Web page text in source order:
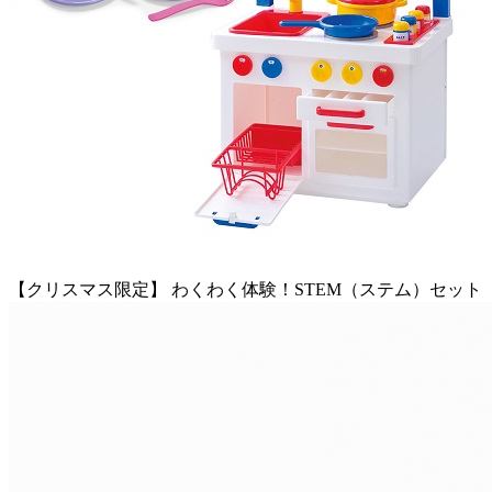
【クリスマス限定】 わくわく体験！STEM（ステム）セッ